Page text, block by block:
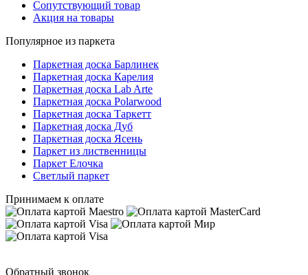
Сопутствующий товар
Акция на товары
Популярное из паркета
Паркетная доска Барлинек
Паркетная доска Карелия
Паркетная доска Lab Arte
Паркетная доска Polarwood
Паркетная доска Таркетт
Паркетная доска Дуб
Паркетная доска Ясень
Паркет из лиственницы
Паркет Елочка
Светлый паркет
Принимаем к оплате
Обратный звонок